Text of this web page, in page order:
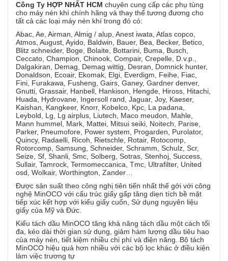
Công Ty HỢP NHẤT HCM chuyên cung cấp các phụ tùng
cho máy nén khí chính hãng và thay thế tương đương cho
tất cả các loại máy nén khí trong đó có:
Abac, Ae, Airman, Almig / alup, Anest iwata, Atlas copco,
Atmos, August, Ayido, Baldwin, Bauer, Bea, Becker, Betico,
Blitz schneider, Boge, Bolaite, Bottarini, Buma, Busch,
Ceccato, Champion, Chinook, Compair, Crepelle, D.v.p.,
Dalgakiran, Demag, Demag wittig, Desran, Domnick hunter,
Donaldson, Ecoair, Ekomak, Elgi, Everdigm, Feihe, Fiac,
Fini, Furakawa, Fusheng, Gairs, Ganey, Gardner denver,
Gnutti, Grassair, Hanbell, Hankison, Hengde, Hiross, Hitachi,
Huada, Hydrovane, Ingersoll rand, Jaguar, Joy, Kaeser,
Kaishan, Kangkeer, Knorr, Kobelco, Kpc, La padana,
Leybold, Lg, Lg airplus, Liutech, Maco meudon, Mahle,
Mann hummel, Mark, Mattei, Mitsui seiki, Noitech, Parise,
Parker, Pneumofore, Power system, Progarden, Purolator,
Quincy, Radaelli, Ricoh, Rietschle, Rotair, Rotocomp,
Rotorcomp, Samsung, Schneider, Schramm, Schulz, Scr,
Seize, Sf, Shanli, Smc, Solberg, Sotras, Stenhoj, Success,
Sullair, Tamrock, Termomeccanica, Tmc, Ultrafilter, United
osd, Wolkair, Worthington, Zander…
Được sản suất theo công nghị tiên tiến nhất thế gới với công
nghệ MinOCO với cấu trúc giấy gấp tăng diẹn tích bề mặt
tiếp xúc kết hợp với kiểu giấy cuốn, Sử dụng nguyên liệu
giấy của Mỹ và Đức.
Kiểu tách dầu MinOCO tăng khả năng tách dầu một cách tối
đa, kéo dài thời gian sử dụng, giảm hàm lượng dầu tiêu hao
của máy nén, tiết kiệm nhiều chi phí và điện năng. Bộ tách
MinOCO hiệu quả hơn nhiều với các bộ lọc khác ở điều kiện
làm việc trương tự